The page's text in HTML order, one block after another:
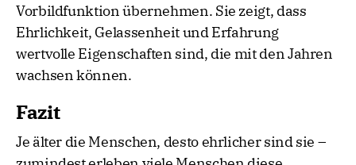
Vorbildfunktion übernehmen. Sie zeigt, dass
Ehrlichkeit, Gelassenheit und Erfahrung
wertvolle Eigenschaften sind, die mit den Jahren
wachsen können.
Fazit
Je älter die Menschen, desto ehrlicher sind sie –